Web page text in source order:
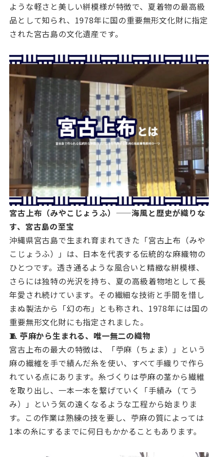
ような軽さと美しい絣模様が特徴で、夏着物の最高級
品として知られ、1978年に国の重要無形文化財に指定
された宮古島の文化遺産です。
宮古上布（みやこじょうふ）——海風と歴史が織りな
す、宮古島の至宝
沖縄県宮古島で生まれ育まれてきた「宮古上布（みや
こじょうふ）」は、日本を代表する伝統的な麻織物の
ひとつです。透き通るような風合いと精緻な絣模様、
さらには独特の光沢を持ち、夏の高級着物地として長
年愛され続けています。その繊細な技術と手間を惜し
まぬ製法から「幻の布」とも称され、1978年には国の
重要無形文化財にも指定されました。
🧵 苧麻から生まれる、唯一無二の織物
宮古上布の最大の特徴は、「苧麻（ちょま）」という
麻の繊維を手で績んだ糸を使い、すべて手織りで作ら
れている点にあります。糸づくりは苧麻の茎から繊維
を取り出し、一本一本を繋げていく「手績み（てう
み）」という気の遠くなるような工程から始まりま
す。この作業は熟練の技を要し、苧麻の質によっては
1本の糸にするまでに何日もかかることもあります。